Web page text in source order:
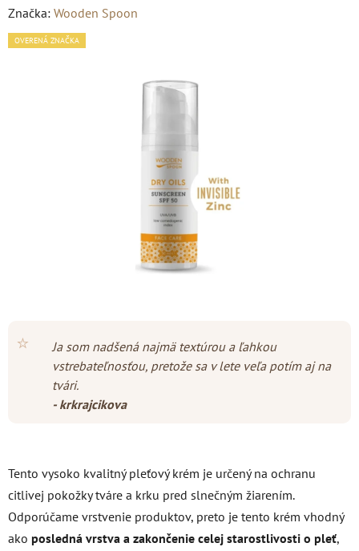
⭐
Ja som nadšená najmä textúrou a ľahkou
vstrebateľnosťou, pretože sa v lete veľa potím aj na
tvári.
- krkrajcikova
Tento vysoko kvalitný pleťový krém je určený na ochranu
citlivej pokožky tváre a krku pred slnečným žiarením.
Odporúčame vrstvenie produktov, preto je tento krém vhodný
ako posledná vrstva a zakončenie celej starostlivosti o pleť,
hodnotenie
produktu
Značka: Wooden Spoon
OVERENÁ ZNAČKA